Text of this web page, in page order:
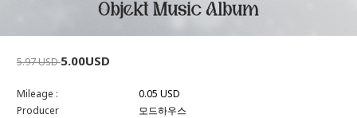
5.97 USD5.00USD
Mileage :
0.05 USD
Producer
모드하우스